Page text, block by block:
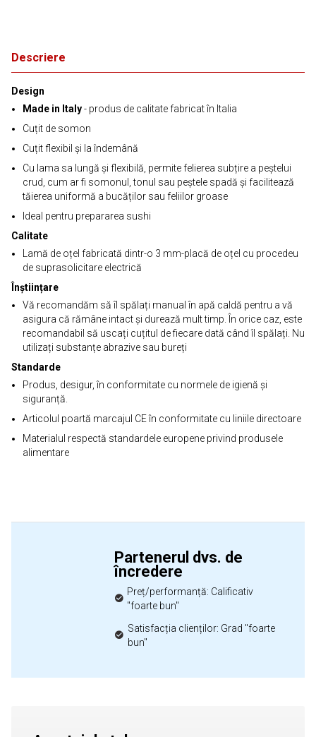
Descriere
Design
Made in Italy- produs de calitate fabricat în Italia
Cuțit de somon
Cuțit flexibil și la îndemână
Cu lama sa lungă și flexibilă, permite felierea subțire a peștelui
crud, cum ar fi somonul, tonul sau peștele spadă și facilitează
tăierea uniformă a bucăților sau feliilor groase
Ideal pentru prepararea sushi
Calitate
Lamă de oțel fabricată dintr-o 3 mm-placă de oțel cu procedeu
de suprasolicitare electrică
Înștiințare
Vă recomandăm să îl spălați manual în apă caldă pentru a vă
asigura că rămâne intact și durează mult timp. În orice caz, este
recomandabil să uscați cuțitul de fiecare dată când îl spălați. Nu
utilizați substanțe abrazive sau bureți
Standarde
Produs, desigur, în conformitate cu normele de igienă și
siguranță.
Articolul poartă marcajul CE în conformitate cu liniile directoare
Materialul respectă standardele europene privind produsele
alimentare
Partenerul dvs. de
încredere
Preț/performanță: Calificativ
"foarte bun"
Satisfacția clienților: Grad "foarte
bun"